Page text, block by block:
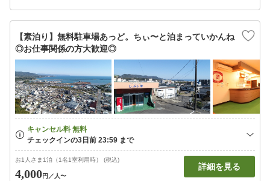
【素泊り】無料駐車場あっど。ちぃ〜と泊まっていかんね
◎お仕事関係の方大歓迎◎
お1人さま1泊（1名1室利用時） (税込)
4,000円 ／人〜
詳細を見る